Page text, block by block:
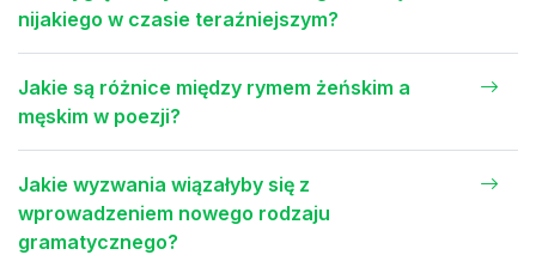
nijakiego w czasie teraźniejszym?
Jakie są różnice między rymem żeńskim a
męskim w poezji?
Jakie wyzwania wiązałyby się z
wprowadzeniem nowego rodzaju
gramatycznego?